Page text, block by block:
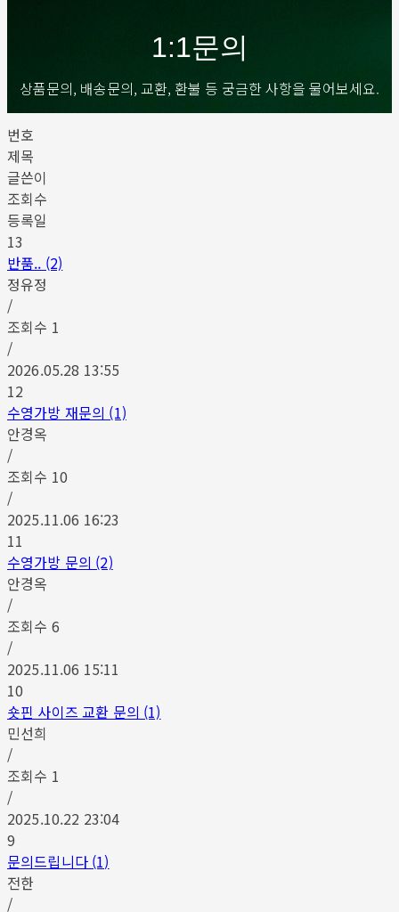
1:1문의
상품문의, 배송문의, 교환, 환불 등 궁금한 사항을 물어보세요.
번호
제목
글쓴이
조회수
등록일
13
반품.. (2)
정유정
/
조회수 1
/
2026.05.28 13:55
12
수영가방 재문의 (1)
안경옥
/
조회수 10
/
2025.11.06 16:23
11
수영가방 문의 (2)
안경옥
/
조회수 6
/
2025.11.06 15:11
10
숏핀 사이즈 교환 문의 (1)
민선희
/
조회수 1
/
2025.10.22 23:04
9
문의드립니다 (1)
전한
/